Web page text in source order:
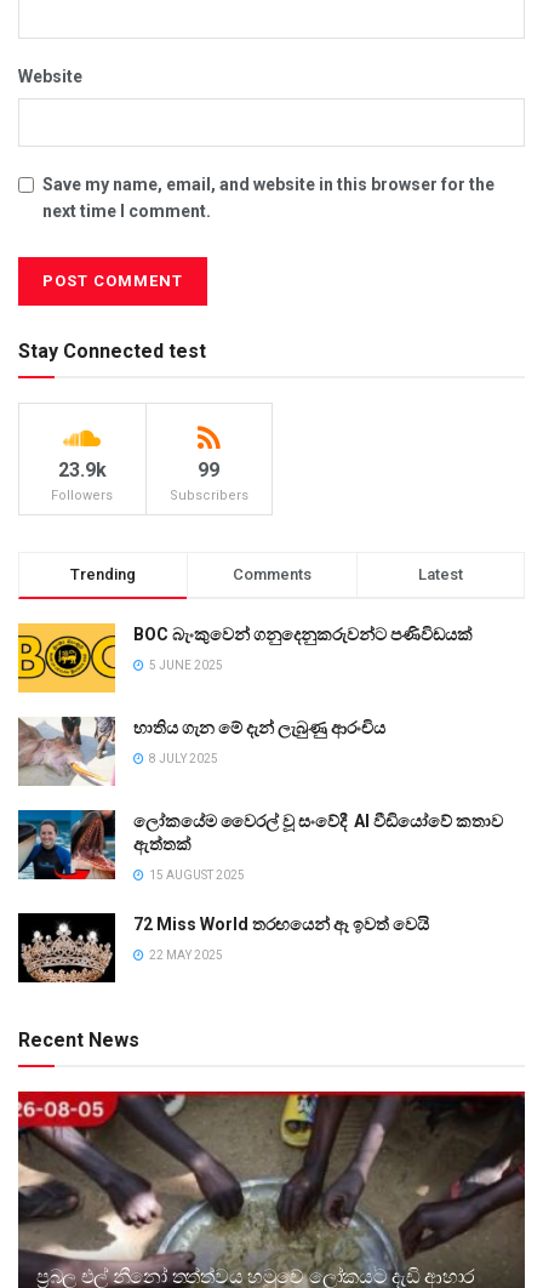
Website
Save my name, email, and website in this browser for the
next time I comment.
Stay Connected test
23.9k
Followers
99
Subscribers
Trending Comments Latest
BOC බැංකුවෙන් ගනුදෙනුකරුවන්ට පණිවිඩයක්
5 JUNE 2025
භාතිය ගැන මේ දැන් ලැබුණු ආරංචිය
8 JULY 2025
ලෝකයේම වෛරල් වූ සංවේදී AI වීඩියෝවේ කතාව
ඇත්තක්
15 AUGUST 2025
72 Miss World තරඟයෙන් ඈ ඉවත් වෙයි
22 MAY 2025
Recent News
ප්‍රබල එල් නීනෝ තත්ත්වය හමුවේ ලෝකයට දැඩි ආහාර